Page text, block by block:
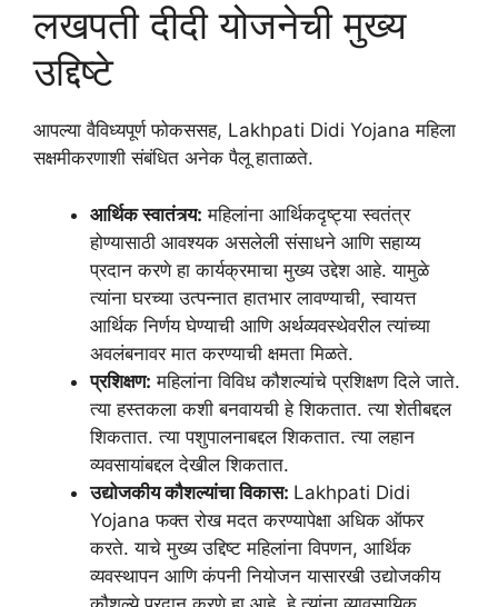
लखपती दीदी योजनेची मुख्य
उद्दिष्टे
आपल्या वैविध्यपूर्ण फोकससह, Lakhpati Didi Yojana महिला
सक्षमीकरणाशी संबंधित अनेक पैलू हाताळते.
आर्थिक स्वातंत्र्य: महिलांना आर्थिकदृष्ट्या स्वतंत्र
होण्यासाठी आवश्यक असलेली संसाधने आणि सहाय्य
प्रदान करणे हा कार्यक्रमाचा मुख्य उद्देश आहे. यामुळे
त्यांना घरच्या उत्पन्नात हातभार लावण्याची, स्वायत्त
आर्थिक निर्णय घेण्याची आणि अर्थव्यवस्थेवरील त्यांच्या
अवलंबनावर मात करण्याची क्षमता मिळते.
प्रशिक्षण: महिलांना विविध कौशल्यांचे प्रशिक्षण दिले जाते.
त्या हस्तकला कशी बनवायची हे शिकतात. त्या शेतीबद्दल
शिकतात. त्या पशुपालनाबद्दल शिकतात. त्या लहान
व्यवसायांबद्दल देखील शिकतात.
उद्योजकीय कौशल्यांचा विकास: Lakhpati Didi
Yojana फक्त रोख मदत करण्यापेक्षा अधिक ऑफर
करते. याचे मुख्य उद्दिष्ट महिलांना विपणन, आर्थिक
व्यवस्थापन आणि कंपनी नियोजन यासारखी उद्योजकीय